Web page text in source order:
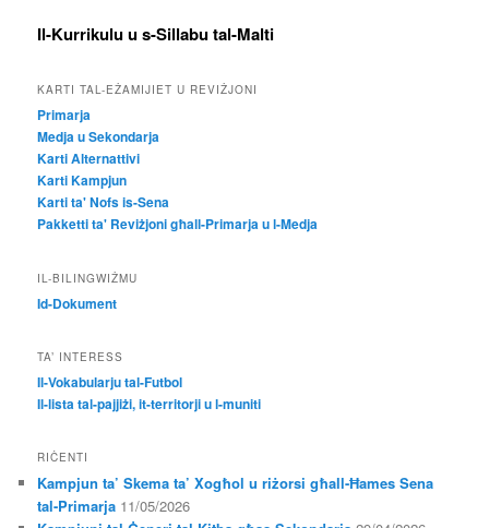
Il-Kurrikulu u s-Sillabu tal-Malti
KARTI TAL-EŻAMIJIET U REVIŻJONI
Primarja
Medja u Sekondarja
Karti Alternattivi
Karti Kampjun
Karti ta' Nofs is-Sena
Pakketti ta' Reviżjoni għall-Primarja u l-Medja
IL-BILINGWIŻMU
Id-Dokument
TA’ INTERESS
Il-Vokabularju tal-Futbol
Il-lista tal-pajjiżi, it-territorji u l-muniti
RIĊENTI
Kampjun ta’ Skema ta’ Xogħol u riżorsi għall-Ħames Sena
tal-Primarja 11/05/2026